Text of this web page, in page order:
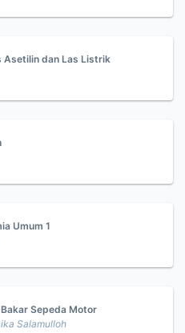
Asetilin dan Las Listrik
Umum 1
Sepeda Motor
Salamulloh